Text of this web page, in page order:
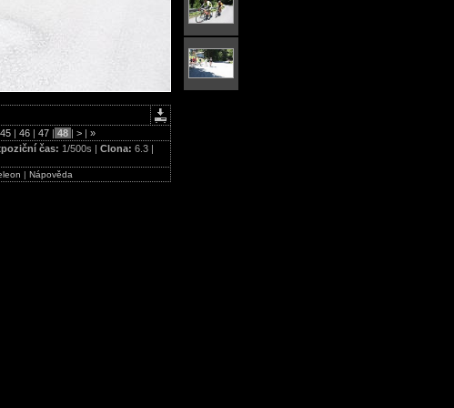
45 | 46 | 47 | 48 | > | »
čas: 1/500s | Clona: 6.3 |
| Nápověda